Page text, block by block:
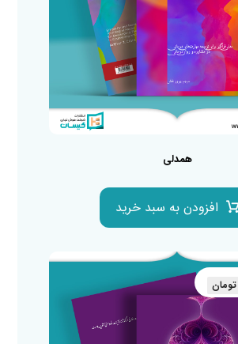
همدلی
افزودن به سبد خرید
تومان